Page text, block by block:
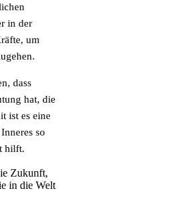
in der
um
dass
hat, die
ist es eine
so
hilft.
Zukunft,
in die Welt